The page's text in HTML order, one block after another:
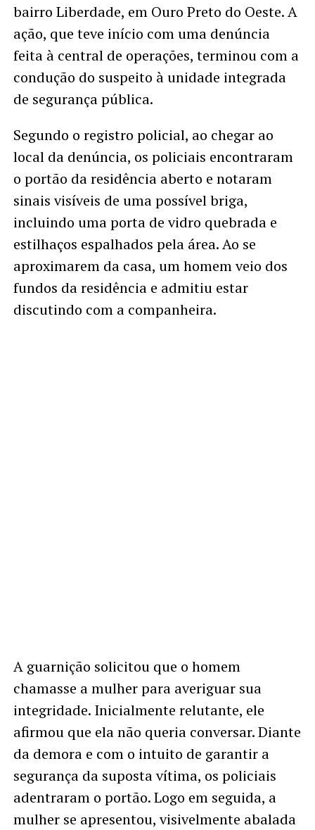
bairro Liberdade, em Ouro Preto do Oeste. A
ação, que teve início com uma denúncia
feita à central de operações, terminou com a
condução do suspeito à unidade integrada
de segurança pública.
Segundo o registro policial, ao chegar ao
local da denúncia, os policiais encontraram
o portão da residência aberto e notaram
sinais visíveis de uma possível briga,
incluindo uma porta de vidro quebrada e
estilhaços espalhados pela área. Ao se
aproximarem da casa, um homem veio dos
fundos da residência e admitiu estar
discutindo com a companheira.
A guarnição solicitou que o homem
chamasse a mulher para averiguar sua
integridade. Inicialmente relutante, ele
afirmou que ela não queria conversar. Diante
da demora e com o intuito de garantir a
segurança da suposta vítima, os policiais
adentraram o portão. Logo em seguida, a
mulher se apresentou, visivelmente abalada